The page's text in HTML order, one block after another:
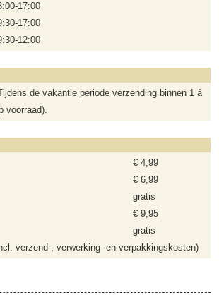
17:00
17:00
12:00
de vakantie periode verzending binnen 1 á
voorraad).
€ 4,99
€ 6,99
gratis
€ 9,95
gratis
verzend-, verwerking- en verpakkingskosten)